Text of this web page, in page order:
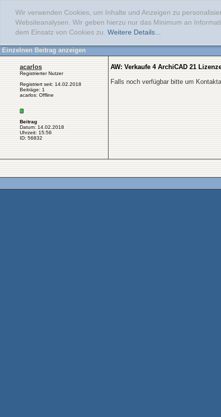
Wir verwenden Cookies, um Inhalte und Anzeigen zu
Websiteanalysen. Wir geben hierzu nur das Minimum an
dem Einsatz von Cookies zu. Weitere Details...
Einzelnen Beitrag anzeigen
acarlos
Registrierter Nutzer
Registriert seit: 14.02.2018
Beiträge: 1
acarlos: Offline
Beitrag
Datum: 14.02.2018
Uhrzeit: 15:56
ID: 56832
AW: Verkaufe 4 ArchiCAD 21
Falls noch verfügbar bitte um